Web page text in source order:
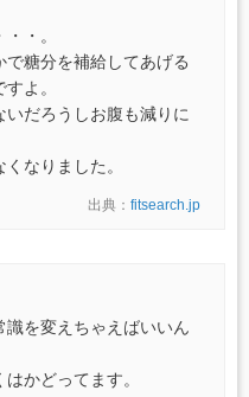
・。
糖分を補給してあげる
よ。
だろうしお腹も減りに
なりました。
出典： fitsearch.jp
識を変えちゃえばいいん
かどってます。